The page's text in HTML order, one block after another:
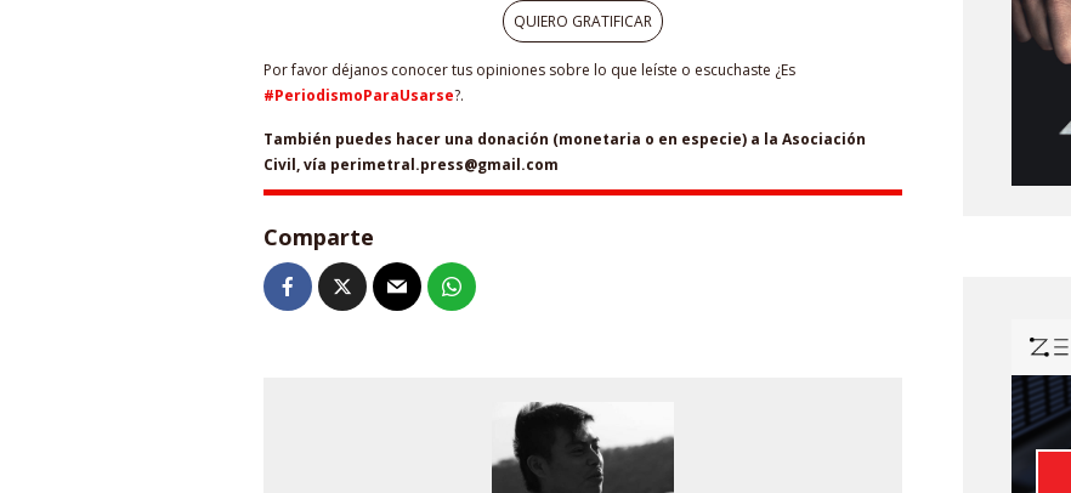
QUIERO GRATIFICAR
Por favor déjanos conocer tus opiniones sobre lo que leíste o escuchaste ¿Es
#PeriodismoParaUsarse?.
También puedes hacer una donación (monetaria o en especie) a la Asociación
Civil, vía perimetral.press@gmail.com
Comparte